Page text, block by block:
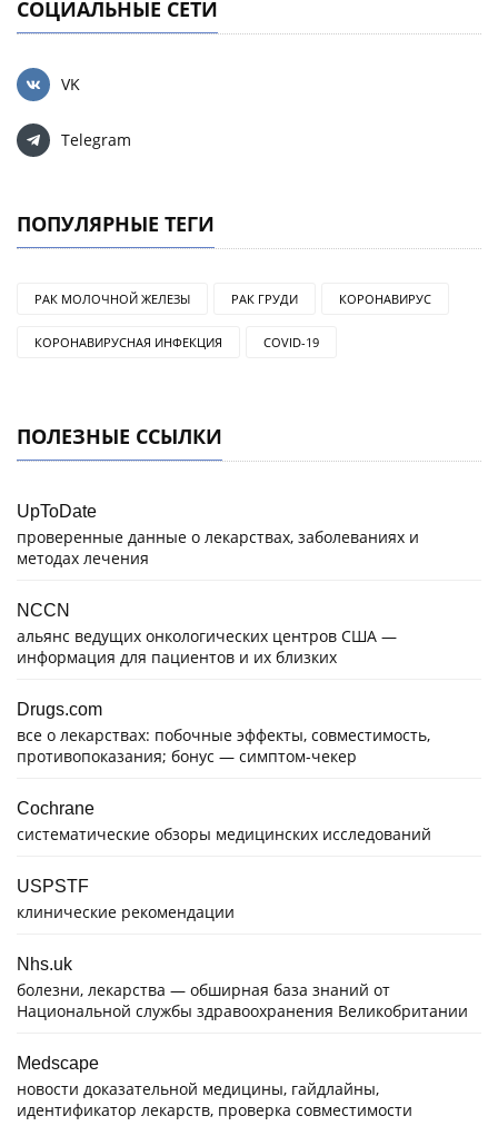
СОЦИАЛЬНЫЕ СЕТИ
VK
Telegram
ПОПУЛЯРНЫЕ ТЕГИ
РАК МОЛОЧНОЙ ЖЕЛЕЗЫ РАК ГРУДИ КОРОНАВИРУС
КОРОНАВИРУСНАЯ ИНФЕКЦИЯ COVID-19
ПОЛЕЗНЫЕ ССЫЛКИ
UpToDate
проверенные данные о лекарствах, заболеваниях и
методах лечения
NCCN
альянс ведущих онкологических центров США —
информация для пациентов и их близких
Drugs.com
все о лекарствах: побочные эффекты, совместимость,
противопоказания; бонус — симптом-чекер
Cochrane
систематические обзоры медицинских исследований
USPSTF
клинические рекомендации
Nhs.uk
болезни, лекарства — обширная база знаний от
Национальной службы здравоохранения Великобритании
Medscape
новости доказательной медицины, гайдлайны,
идентификатор лекарств, проверка совместимости